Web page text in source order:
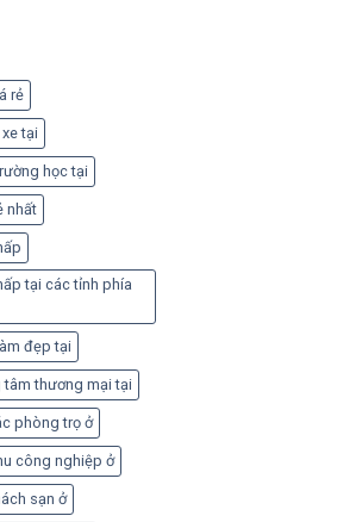
rẻ
tại
học tại
nhất
tại các tỉnh phía
đẹp tại
thương mại tại
phòng trọ ở
công nghiệp ở
sạn ở